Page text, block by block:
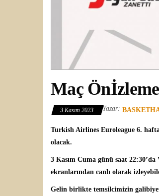
Maç
3 Kasım 2023 Yazar:
Turkish Airlines Euroleague 6.
olacak.
3 Kasım Cuma günü saat
ekranlarından canlı olarak
Gelin birlikte temsilcimizin